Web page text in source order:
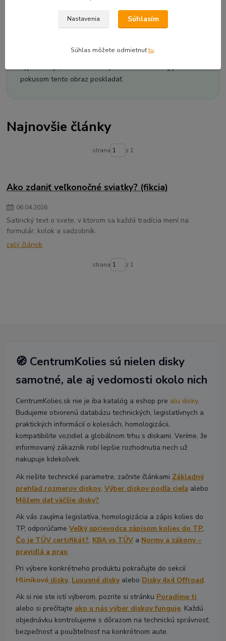
Cieľom nie je nadávať na svet. Cieľom je pomenovať
súvislosti. Ak má zákazník pochopiť, prečo je cena vyššia,
mizne stredná trieda alebo prečo sa slovenský trh
pokusom tento obraz poskladať.
Najnovšie články
strana z 1
Ako zdaniť veľkonočné sviatky? (fikcia)
06.04.2026
Satirický text o svete, v ktorom sa každá tradícia mení na
formulár, kolok a sadzobník.
celý článok
strana z 1
🧭 CentrumKolies sú nielen disky
samotné, ale aj vedomosti okolo nich
CentrumKolies.sk nie je iba katalóg a eshop pre alu disky.
Budujeme otvorenú databázu technických, legislatívnych a
praktických informácií o kolesách, homologizácii,
kompatibilite vozidiel a globálnom trhu s diskami. Veríme, že
informovaný zákazník robí lepšie rozhodnutia nech už
nakupuje kdekoľvek.
Ak riešite technické parametre, začnite článkami Základný
prehľad rozmerov diskov,Výber diskov podľa cieľa alebo
Môžem dať väčšie disky?.
Ak vás zaujíma legislatíva, homologizácia a zápis kolies do
TP, odporúčameVeľký sprievodca zápisom kolies do TP,
Čo je TÜV certifikát?, KBA vs TÜV a Normy a zákony –
pravidlá a prax.
Pri výbere konkrétneho produktu pokračujte do sekcií
Hliníkové disky, Luxusné diskyalebo Disky 4x4 Offroad.
Ak si nie ste istí výberom, pozrite si stránku Poradíme ti
alebo si prečítajte ako u nás výber diskov funguje. Každú
objednávku kontrolujeme s dôrazom na technickú správnosť,
bezpečnosť a použiteľnosť na konkrétnom aute.
Nastavenia Súhlasím
Súhlas môžete odmietnuťtu.